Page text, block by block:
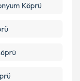
Köprü